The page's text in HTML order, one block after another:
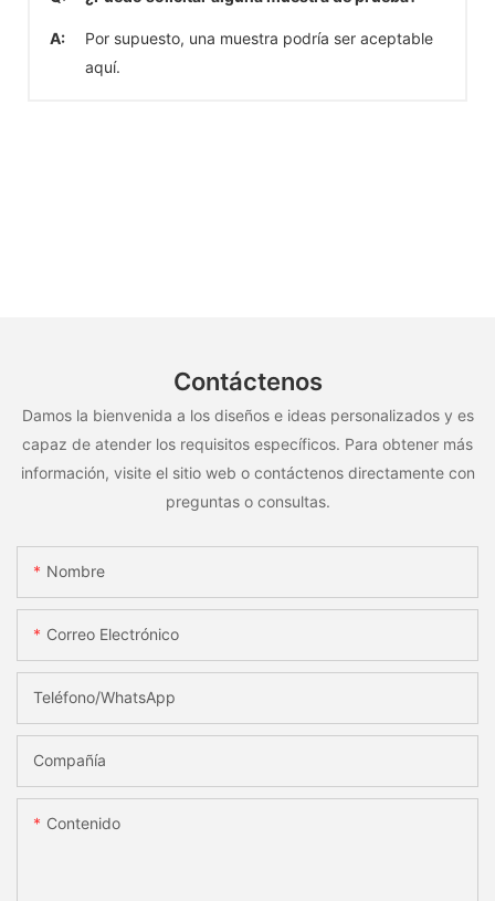
A:
Por supuesto, una muestra podría ser aceptable
aquí.
Contáctenos
Damos la bienvenida a los diseños e ideas personalizados y es
capaz de atender los requisitos específicos. Para obtener más
información, visite el sitio web o contáctenos directamente con
preguntas o consultas.
Nombre
Correo Electrónico
Teléfono/WhatsApp
Compañía
Contenido